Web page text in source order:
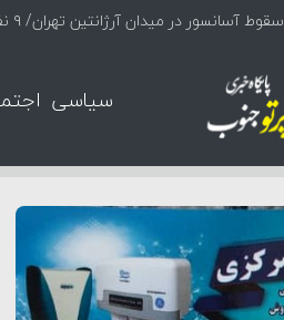
سقوط آسانسور در میدان آرژانتین تهران/ ۹ نفر مصدوم شدند
سیاسی